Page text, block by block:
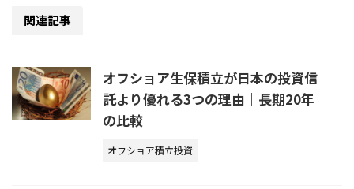
関連記事
オフショア生保積立が日本の投資信
託より優れる3つの理由｜長期20年
の比較
オフショア積立投資